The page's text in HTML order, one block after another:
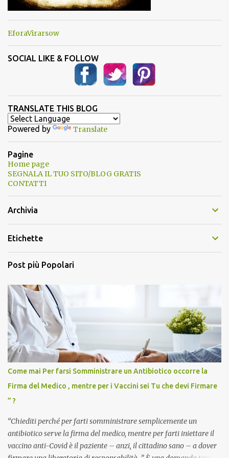
EforaVirarsow
SOCIAL LIKE & FOLLOW
TRANSLATE THIS BLOG
Powered by Translate
Pagine
Home page
SEGNALA IL TUO SITO/BLOG GRATIS
CONTATTI
Archivia
Etichette
Post più Popolari
Come mai Per farsi Somministrare un Antibiotico occorre la
Firma del Medico , mentre per i Vaccini sei Tu che devi Firmare
” ?
“Chiediti perché per farti somministrare semplicemente un
antibiotico serve la firma del medico, mentre per farti iniettare il
vaccino anti-Covid è il paziente – anzi, il cittadino sano – a dover